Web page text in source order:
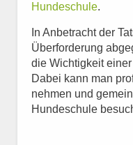
Hundeschule.
In Anbetracht der
Überforderung
die Wichtigkeit
Dabei kann man
nehmen und
Hundeschule